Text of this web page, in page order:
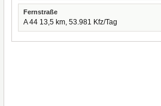
Fernstraße
A 44 13,5 km, 53.981 Kfz/Tag